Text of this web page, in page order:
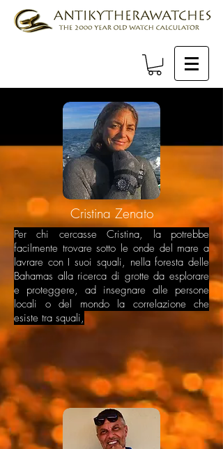
Cristina Zenato
Per chi cercasse Cristina, la potrebbe
facilmente trovare sotto le onde del mare a
lavrare con I suoi squali, nella foresta delle
Bahamas alla ricerca di grotte da esplorare
e proteggere, ad insegnare alle persone
locali o del mondo la correlazione che
esiste tra squali,